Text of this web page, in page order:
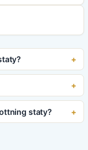
staty?